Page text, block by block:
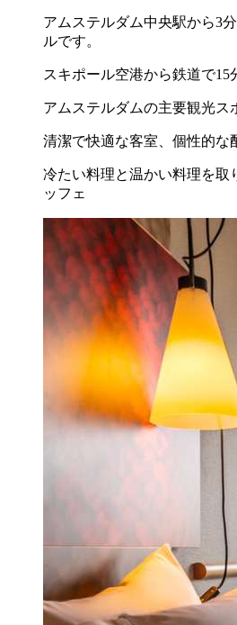
アムステルダム中央駅から3
ルです。
スキポール空港から鉄道で15
アムステルダムの主要観光ス
清潔で快適な客室、個性的な
冷たい料理と温かい料理を取
ッフェ